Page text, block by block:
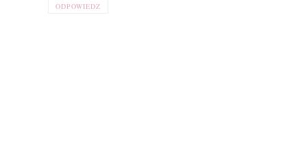
ODPOWIEDZ